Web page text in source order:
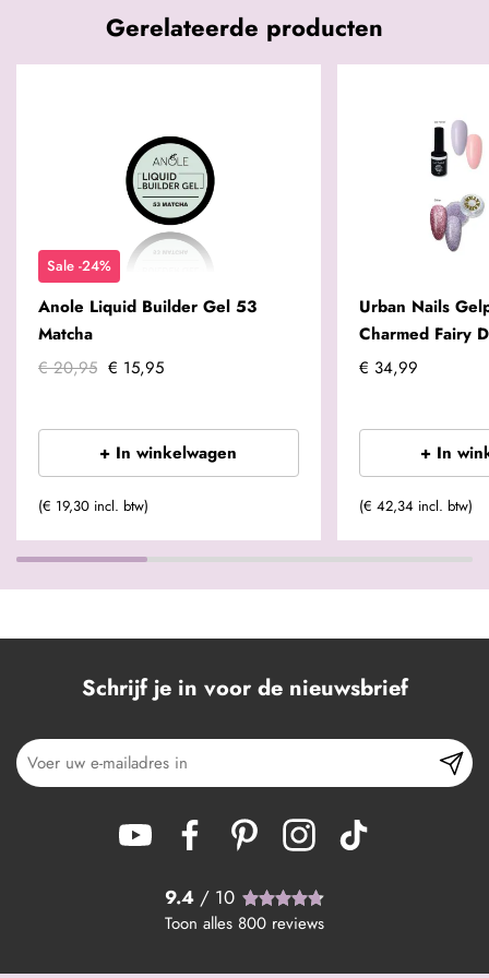
Gerelateerde producten
Sale -24%
Anole Liquid Builder Gel 53
Matcha
€ 20,95 € 15,95
+ In winkelwagen
(€ 19,30 incl. btw)
Urban Nails
Charmed Fairy
€ 34,99
+ In
(€ 42,34 incl. btw)
Schrijf je in voor de nieuwsbrief
9.4 / 10
Toon alles 800 reviews